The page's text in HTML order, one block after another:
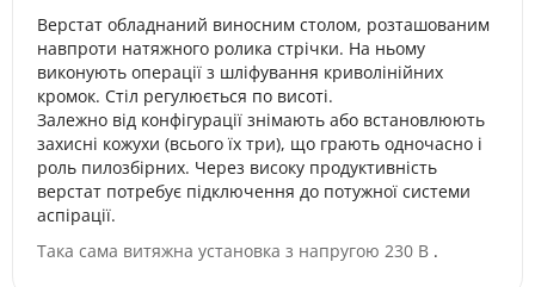
Верстат обладнаний виносним столом, розташованим
навпроти натяжного ролика стрічки. На ньому
виконують операції з шліфування криволінійних
кромок. Стіл регулюється по висоті.
Залежно від конфігурації знімають або встановлюють
захисні кожухи (всього їх три), що грають одночасно і
роль пилозбірних. Через високу продуктивність
верстат потребує підключення до потужної системи
аспірації.
Така сама витяжна установка з напругою 230 В .